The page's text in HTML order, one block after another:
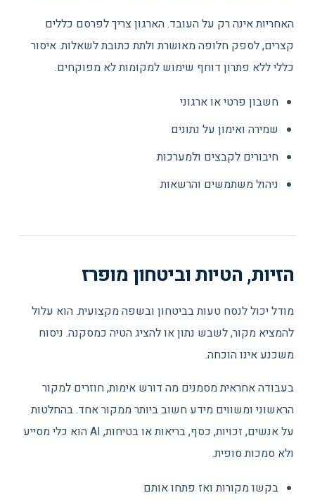
האחריות אינה רק על העובד. הארגון צריך לפרסם כללים
קצרים, לספק חלופה מאושרת ולתת כתובת לשאלות. איסור
כללי ללא פתרון דוחף שימוש למקומות לא מפוקחים.
חשבון פרטי או ארגוני
שמירה ואימון על נתונים
חיבורים לקבצים ולמערכות
ניהול משתמשים והרשאות
הזיות, הטיות וביטחון מופרז
מודל יכול לנסח טעות בביטחון ובשפה מקצועית. הוא עלול
להמציא מקור, לשבש נתון או להציג הטיה כמסקנה. ניסוח
משכנע אינו הוכחה.
בעבודה אחראית מסמנים מה דורש אימות, חוזרים למקור
הראשוני ומשווים מידע חשוב ביותר ממקור אחד. בהחלטות
על אנשים, זכויות, כסף, בריאות או בטיחות, AI הוא כלי מסייע
ולא סמכות סופית.
בקשו מקורות ואז פתחו אותם